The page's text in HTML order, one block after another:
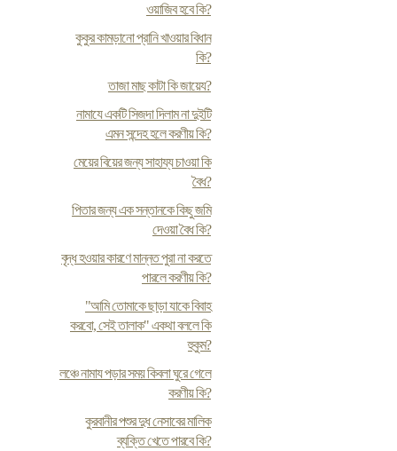
ওয়াজিব হবে কি?
কুকুর কামড়ানো প্রানি খাওয়ার বিধান
কি?
তাজা মাছ কাটা কি জায়েয?
নামাযে একটি সিজদা দিলাম না দুইটি
এমন সন্দেহ হলে করণীয় কি?
মেয়ের বিয়ের জন্য সাহায্য চাওয়া কি
বৈধ?
পিতার জন্য এক সন্তানকে কিছু জমি
দেওয়া বৈধ কি?
বৃদ্ধ হওয়ার কারণে মান্নত পুরা না করতে
পারলে করণীয় কি?
"আমি তোমাকে ছাড়া যাকে বিবাহ
করবো, সেই তালাক" একথা বললে কি
হুকুম?
লঞ্চে নামায পড়ার সময় কিবলা ঘুরে গেলে
করণীয় কি?
কুরবানীর পশুর দুধ নেসাবের মালিক
ব্যক্তি খেতে পারবে কি?